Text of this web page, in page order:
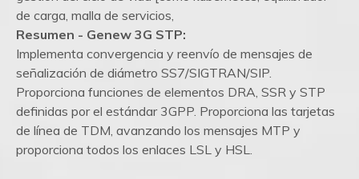
de carga, malla de servicios,
Resumen - Genew 3G STP:
Implementa convergencia y reenvío de mensajes de
señalización de diámetro SS7/SIGTRAN/SIP.
Proporciona funciones de elementos DRA, SSR y STP
definidas por el estándar 3GPP. Proporciona las tarjetas
de línea de TDM, avanzando los mensajes MTP y
proporciona todos los enlaces LSL y HSL.